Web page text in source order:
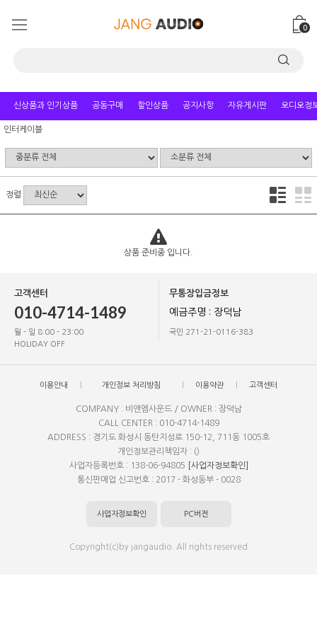
0
신상품과 인기상품 공동구매 할인상품 공지사항 자유게시판 오디오정
인터케이블
정렬
상품 준비중 입니다.
고객센터
010-4714-1489
월 - 일 8:00 - 23:00
HOLIDAY OFF
무통장입금정보
예금주명 : 장덕남
국민 271-21-0116-383
이용안내 개인정보 처리방침 이용약관 고객센터
COMPANY : 비앤엠사운드 / OWNER : 장덕남
CALL CENTER : 010-4714-1489
ADDRESS : 경기도 화성시 동탄지성로 150-12, 711동 1005호
개인정보관리책임자 : ()
사업자등록번호 : 138-06-94805
[사업자정보확인]
통신판매업 신고번호 : 2017 - 화성동부 - 0028
사업자정보확인 PC버전
Copyright(c)by jangaudio. All rights reserved